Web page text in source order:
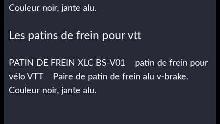
Couleur noir, jante alu.
Les patins de frein pour vtt
PATIN DE FREIN XLC BS-V01 patin de frein pour
vélo VTT Paire de patin de frein alu v-brake.
Couleur noir, jante alu.